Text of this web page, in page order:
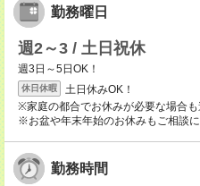
勤務曜日
週2～3 / 土日祝休
週3日～5日OK！
休日休暇
土日休みOK！
※家庭の都合でお休みが必要な場合も
※お盆や年末年始のお休みもご相談に
勤務時間